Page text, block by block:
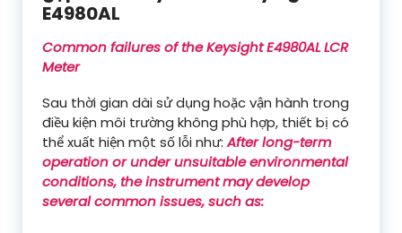
E4980AL
Common failures of the Keysight E4980AL LCR
Meter
Sau thời gian dài sử dụng hoặc vận hành trong
điều kiện môi trường không phù hợp, thiết bị có
thể xuất hiện một số lỗi như:After long-term
operation or under unsuitable environmental
conditions, the instrument may develop
several common issues, such as: